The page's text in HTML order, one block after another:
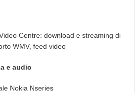
Centre: download e streaming di
WMV, feed video
e audio
Nokia Nseries